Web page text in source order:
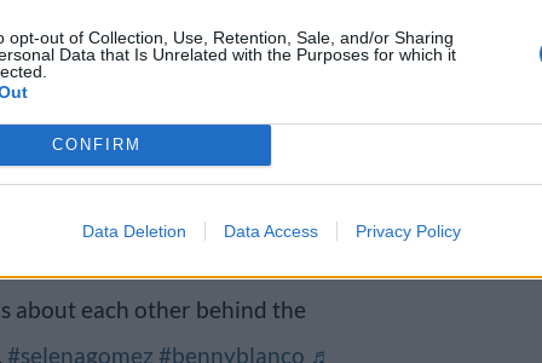
opt-out of Collection, Use, Retention, Sale, and/or Sharing
Data that Is Unrelated with the Purposes for which it
CONFIRM
Data Deletion Data Access Privacy Policy
haastattelijan ja huvittaa
suihkussa päivittäin. Kun
ja viettää lämpimän
miettii suihkussa istuessaan
about each other behind the
#selenagomez #bennyblanco ♬